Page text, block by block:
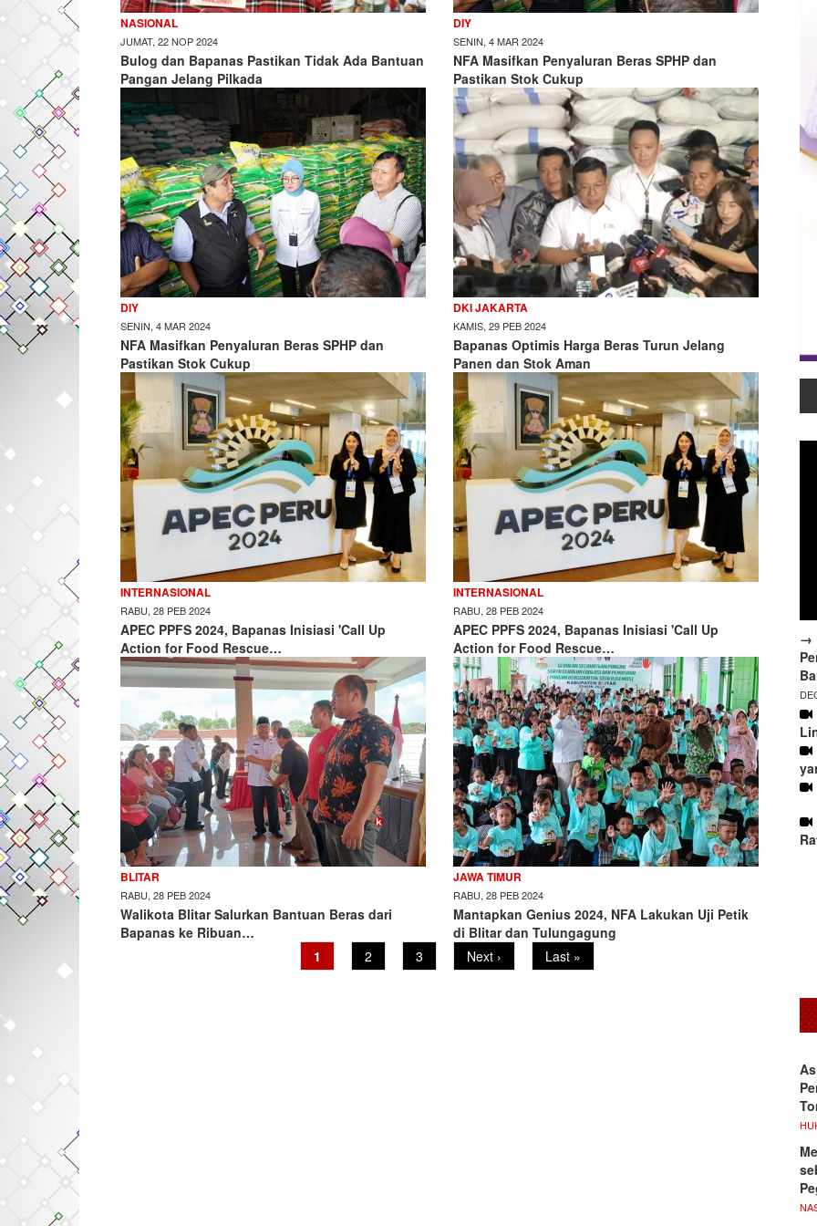
NASIONAL
JUMAT, 22 NOP 2024
Bulog dan Bapanas Pastikan Tidak Ada Bantuan
Pangan Jelang Pilkada
DIY
SENIN, 4 MAR 2024
NFA Masifkan Penyaluran Beras SPHP dan
Pastikan Stok Cukup
DIY
SENIN, 4 MAR 2024
NFA Masifkan Penyaluran Beras SPHP dan
Pastikan Stok Cukup
DKI JAKARTA
KAMIS, 29 PEB 2024
Bapanas Optimis Harga Beras Turun Jelang
Panen dan Stok Aman
INTERNASIONAL
RABU, 28 PEB 2024
APEC PPFS 2024, Bapanas Inisiasi 'Call Up
Action for Food Rescue…
INTERNASIONAL
RABU, 28 PEB 2024
APEC PPFS 2024, Bapanas Inisiasi 'Call Up
Action for Food Rescue…
BLITAR
RABU, 28 PEB 2024
Walikota Blitar Salurkan Bantuan Beras dari
Bapanas ke Ribuan…
JAWA TIMUR
RABU, 28 PEB 2024
Mantapkan Genius 2024, NFA Lakukan Uji Petik
di Blitar dan Tulungagung
Current
page
1 Page
2 Page
3
Next
page
Next ›
Last
page
Last »
→